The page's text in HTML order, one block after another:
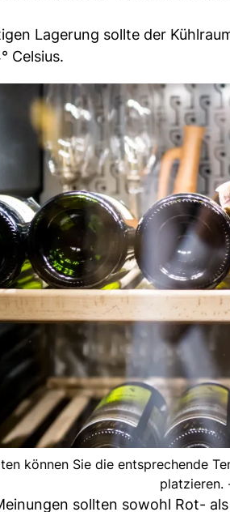
Lagerung sollte der
Celsius.
können Sie die entsprechende
platzieren.
sollten sowohl Rot-